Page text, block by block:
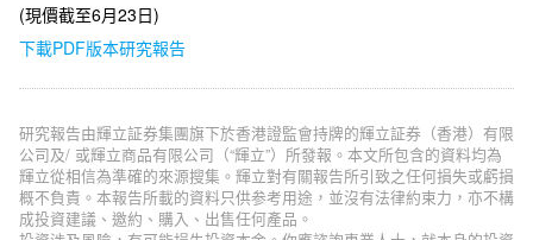
(現價截至6月23日)
下載PDF版本研究報告
研究報告由輝立証券集團旗下於香港證監會持牌的輝立証券（香港）有限
公司及/ 或輝立商品有限公司（“輝立”）所發報。本文所包含的資料均為
輝立從相信為準確的來源搜集。輝立對有關報告所引致之任何損失或虧損
概不負責。本報告所載的資料只供参考用途，並沒有法律約束力，亦不構
成投資建議、邀約、購入、出售任何產品。